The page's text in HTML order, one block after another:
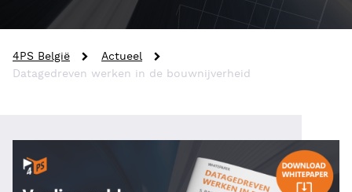
4PS België
Actueel
Datagedreven werken in de bouwnijverheid